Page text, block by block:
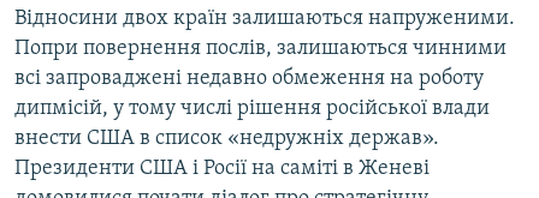
Відносини двох країн залишаються напруженими.
Попри повернення послів, залишаються чинними
всі запроваджені недавно обмеження на роботу
дипмісій, у тому числі рішення російської влади
внести США в список «недружніх держав».
Президенти США і Росії на саміті в Женеві